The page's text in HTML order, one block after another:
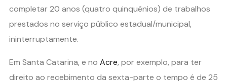
completar 20 anos (quatro quinquênios) de trabalhos
prestados no serviço público estadual/municipal,
ininterruptamente.
Em Santa Catarina, e no Acre, por exemplo, para ter
direito ao recebimento da sexta-parte o tempo é de 25